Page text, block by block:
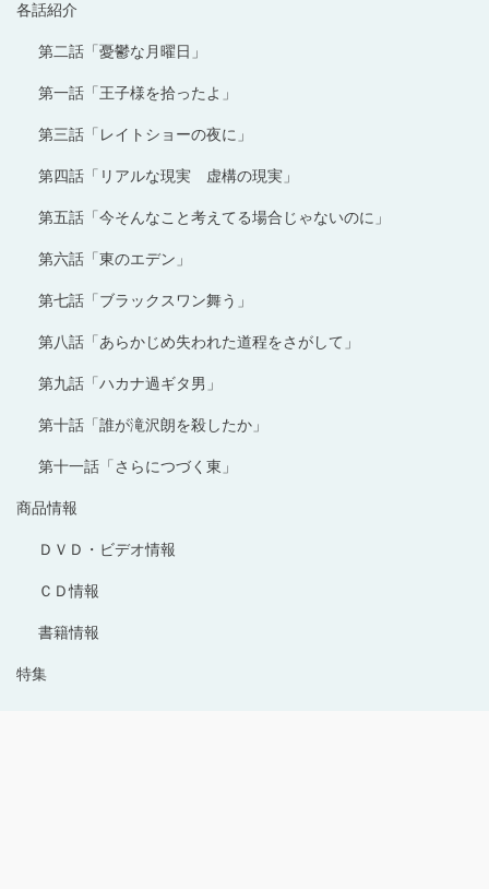
各話紹介
第二話「憂鬱な月曜日」
第一話「王子様を拾ったよ」
第三話「レイトショーの夜に」
第四話「リアルな現実 虚構の現実」
第五話「今そんなこと考えてる場合じゃないのに」
第六話「東のエデン」
第七話「ブラックスワン舞う」
第八話「あらかじめ失われた道程をさがして」
第九話「ハカナ過ギタ男」
第十話「誰が滝沢朗を殺したか」
第十一話「さらにつづく東」
商品情報
ＤＶＤ・ビデオ情報
ＣＤ情報
書籍情報
特集